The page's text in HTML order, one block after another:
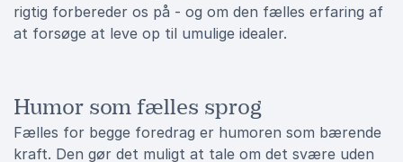
rigtig forbereder os på - og om den fælles erfaring af
at forsøge at leve op til umulige idealer.
Humor som fælles sprog
Fælles for begge foredrag er humoren som bærende
kraft. Den gør det muligt at tale om det svære uden